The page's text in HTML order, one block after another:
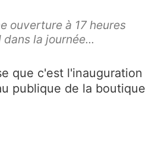
ouverture à 17 heures
la journée...
que c'est l'inauguration
publique de la boutique